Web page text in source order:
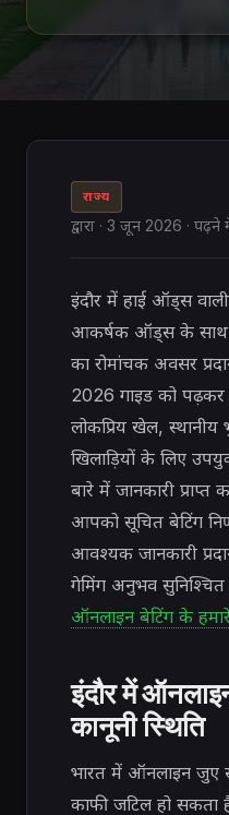
राज्य
द्वारा · 3 जून 2026 · पढ़ने
इंदौर में हाई ऑड्स
आकर्षक ऑड्स के साथ
का रोमांचक अवसर
2026 गाइड को
लोकप्रिय खेल,
खिलाड़ियों के लिए
बारे में जानकारी प्राप्त
आपको सूचित बेटिंग
आवश्यक जानकारी
गेमिंग अनुभव सुनिश्चित
ऑनलाइन बेटिंग के
इंदौर में
कानूनी स्थिति
भारत में ऑनलाइन जुए
काफी जटिल हो सकता